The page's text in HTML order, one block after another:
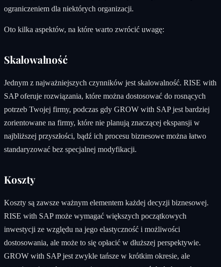
ograniczeniem dla niektórych organizacji.
Oto kilka aspektów, na które warto zwrócić uwagę:
Skalowalność
Jednym z najważniejszych czynników jest skalowalność. RISE with
SAP oferuje rozwiązania, które można dostosować do rosnących
potrzeb Twojej firmy, podczas gdy GROW with SAP jest bardziej
zorientowane na firmy, które nie planują znaczącej ekspansji w
najbliższej przyszłości, bądź ich procesu biznesowe można łatwo
standaryzować bez specjalnej modyfikacji.
Koszty
Koszty są zawsze ważnym elementem każdej decyzji biznesowej.
RISE with SAP może wymagać większych początkowych
inwestycji ze względu na jego elastyczność i możliwości
dostosowania, ale może to się opłacić w dłuższej perspektywie.
GROW with SAP jest zwykle tańsze w krótkim okresie, ale